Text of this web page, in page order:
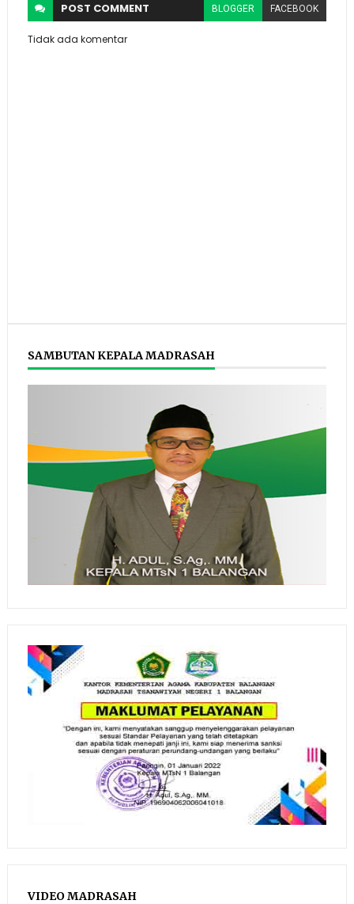
POST COMMENT BLOGGER FACEBOOK
Tidak ada komentar
SAMBUTAN KEPALA MADRASAH
VIDEO MADRASAH